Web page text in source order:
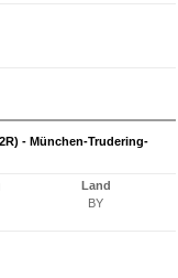
- München-Trudering-
Land
BY